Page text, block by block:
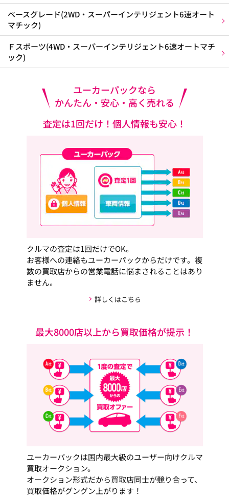
ベースグレード(2WD・スーパーインテリジェント6速オート
マチック)
Ｆスポーツ(4WD・スーパーインテリジェント6速オートマチ
ック)
ユーカーパックなら
かんたん・安心・高く売れる
査定は1回だけ！個人情報も安心！
クルマの査定は1回だけでOK。
お客様への連絡もユーカーパックからだけです。複
数の買取店からの営業電話に悩まされることはあり
ません。
詳しくはこちら
最大8000店以上から買取価格が提示！
ユーカーパックは国内最大級のユーザー向けクルマ
買取オークション。
オークション形式だから買取店同士が競り合って、
買取価格がグングン上がります！